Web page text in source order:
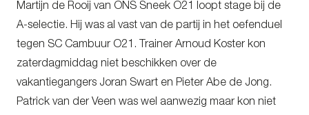
Martijn de Rooij van ONS Sneek O21 loopt stage bij de
A-selectie. Hij was al vast van de partij in het oefenduel
tegen SC Cambuur O21. Trainer Arnoud Koster kon
zaterdagmiddag niet beschikken over de
vakantiegangers Joran Swart en Pieter Abe de Jong.
Patrick van der Veen was wel aanwezig maar kon niet